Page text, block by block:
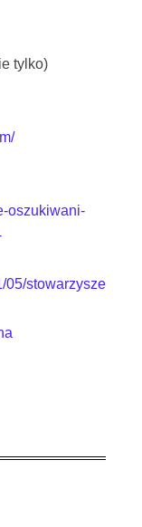
tylko)
oszukiwani-
05/stowarzysze